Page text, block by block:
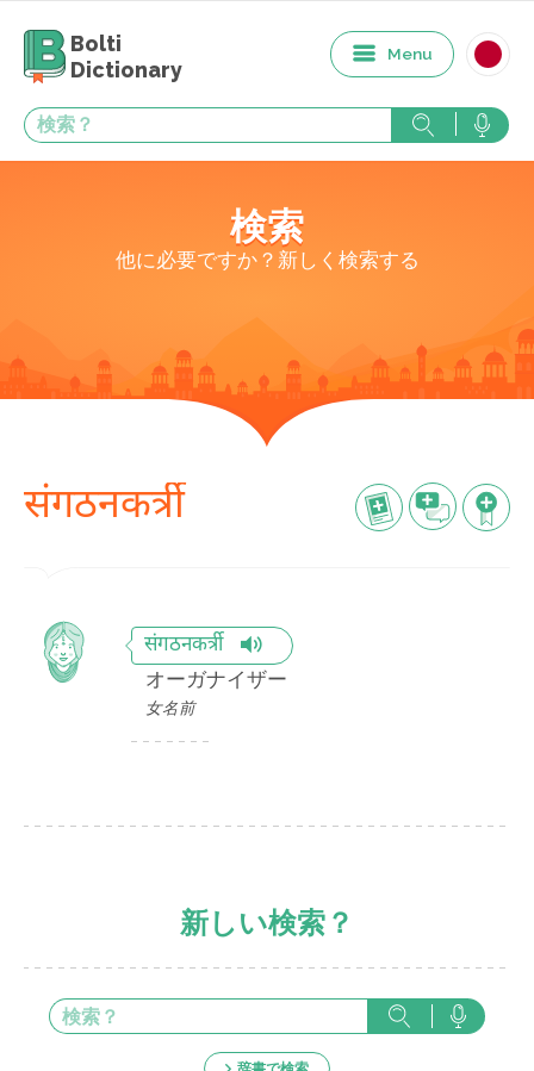
Bolti
Dictionary
Menu
検索
他に必要ですか？新しく検索する
संगठनकर्त्री
संगठनकर्त्री
オーガナイザー
女名前
新しい検索？